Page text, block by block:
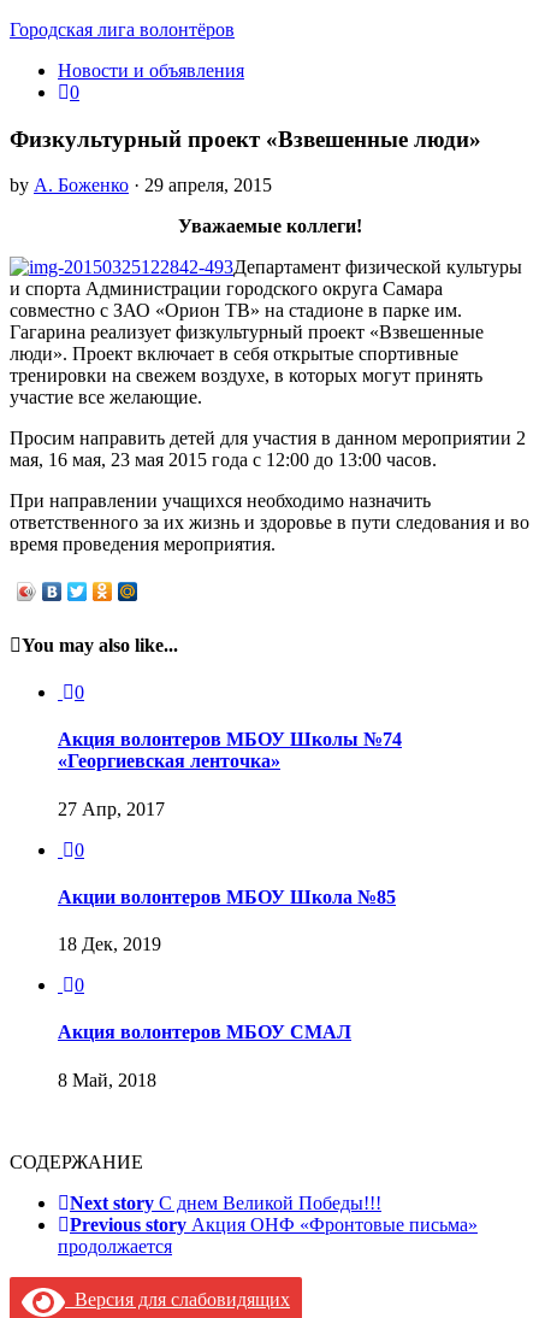
Городская лига волонтёров
Новости и объявления
0
Физкультурный проект «Взвешенные люди»
by А. Боженко · 29 апреля, 2015
Уважаемые коллеги!
Департамент физической культуры
и спорта Администрации городского округа Самара
совместно с ЗАО «Орион ТВ» на стадионе в парке им.
Гагарина реализует физкультурный проект «Взвешенные
люди». Проект включает в себя открытые спортивные
тренировки на свежем воздухе, в которых могут принять
участие все желающие.
Просим направить детей для участия в данном мероприятии 2
мая, 16 мая, 23 мая 2015 года с 12:00 до 13:00 часов.
При направлении учащихся необходимо назначить
ответственного за их жизнь и здоровье в пути следования и во
время проведения мероприятия.
You may also like...
0
Акция волонтеров МБОУ Школы №74
«Георгиевская ленточка»
27 Апр, 2017
0
Акции волонтеров МБОУ Школа №85
18 Дек, 2019
0
Акция волонтеров МБОУ СМАЛ
8 Май, 2018
СОДЕРЖАНИЕ
Next story С днем Великой Победы!!!
Previous story Акция ОНФ «Фронтовые письма»
продолжается
Версия для слабовидящих